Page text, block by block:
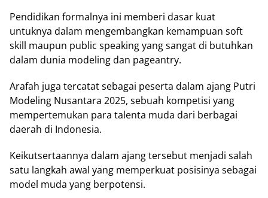
Pendidikan formalnya ini memberi dasar kuat
untuknya dalam mengembangkan kemampuan soft
skill maupun public speaking yang sangat di butuhkan
dalam dunia modeling dan pageantry.
Arafah juga tercatat sebagai peserta dalam ajang Putri
Modeling Nusantara 2025, sebuah kompetisi yang
mempertemukan para talenta muda dari berbagai
daerah di Indonesia.
Keikutsertaannya dalam ajang tersebut menjadi salah
satu langkah awal yang memperkuat posisinya sebagai
model muda yang berpotensi.